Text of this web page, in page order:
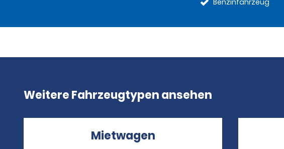
Benzinfahrzeug
Weitere Fahrzeugtypen ansehen
Mietwagen